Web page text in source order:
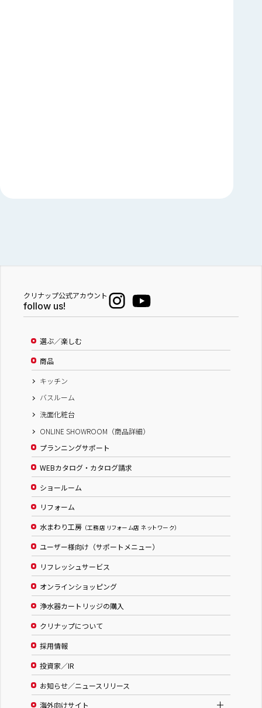
クリナップ公式アカウント
follow us!
選ぶ／楽しむ
商品
キッチン
バスルーム
洗面化粧台
ONLINE SHOWROOM（商品詳細）
プランニングサポート
WEBカタログ・カタログ請求
ショールーム
リフォーム
水まわり工房 （工務店 リフォーム店 ネットワーク）
ユーザー様向け（サポートメニュー）
リフレッシュサービス
オンラインショッピング
浄水器カートリッジの購入
クリナップについて
採用情報
投資家／IR
お知らせ／ニュースリリース
海外向けサイト